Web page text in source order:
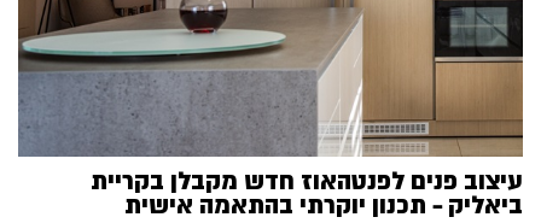
עיצוב פנים לפנטהאוז חדש מקבלן בקריית
ביאליק – תכנון יוקרתי בהתאמה אישית